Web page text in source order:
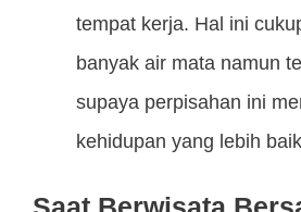
tempat kerja. Hal ini
banyak air mata namun
supaya perpisahan ini
kehidupan yang lebih